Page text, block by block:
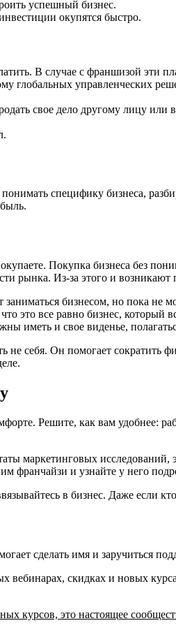
успешный бизнес.
окупятся быстро.
В случае с франшизой эти
глобальных управленческих
свое дело другому лицу или
специфику бизнеса,
Покупка бизнеса без
рынка. Из-за этого и возникают
бизнесом, но пока
это все равно бизнес, который
иметь и свое виденье,
не себя. Он помогает
Решите, как вам удобнее:
маркетинговых
франчайзи и узнайте у него
в бизнес. Даже если
сделать имя и заручиться
вебинарах, скидках и новых
курсов, это настоящее